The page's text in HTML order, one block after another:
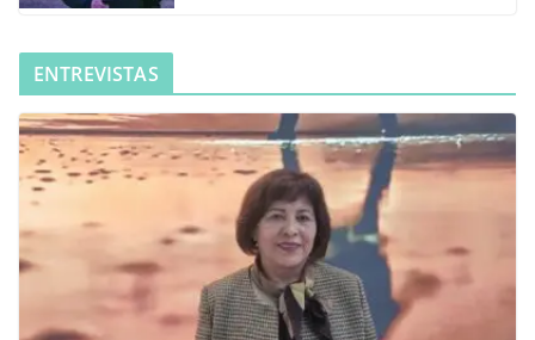
ENTREVISTAS